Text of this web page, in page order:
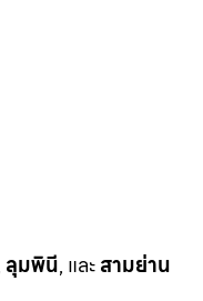
ลุมพินี, และสามย่าน